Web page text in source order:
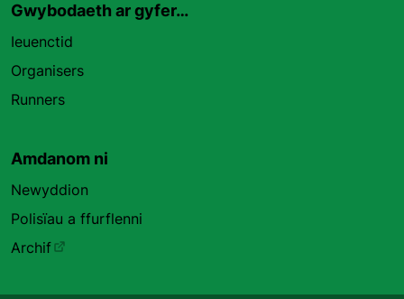
Gwybodaeth ar gyfer…
Ieuenctid
Organisers
Runners
Amdanom ni
Newyddion
Polisïau a ffurflenni
Archif